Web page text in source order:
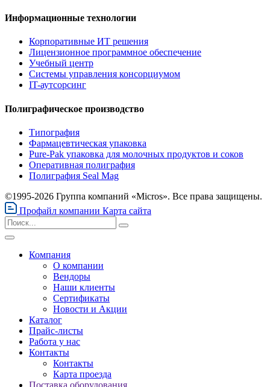
Информационные технологии
Корпоративные ИТ решения
Лицензионное программное обеспечение
Учебный центр
Системы управления консорциумом
IT-аутсорсинг
Полиграфическое производство
Типография
Фармацевтическая упаковка
Pure-Pak упаковка для молочных продуктов и соков
Оперативная полиграфия
Полиграфия Seal Mag
©1995-2026 Группа компаний «Micros». Все права защищены.
Профайл компании Карта сайта
Компания
О компании
Вендоры
Наши клиенты
Сертификаты
Новости и Акции
Каталог
Прайс-листы
Работа у нас
Контакты
Контакты
Карта проезда
Поставка оборудования